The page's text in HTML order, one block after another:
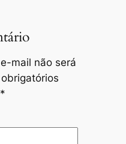
mail não será
*